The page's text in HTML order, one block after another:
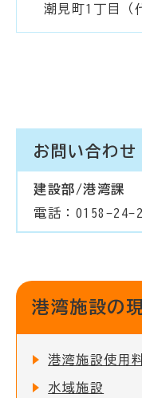
潮見町1丁目（
お問い合わせ
建設部/港湾課
電話：0158-24-
港湾施設の
港湾施設使用
水域施設